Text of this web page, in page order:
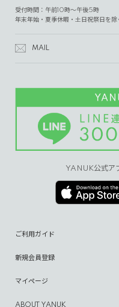
受付時間：午前10時～午後5時
年末年始・夏季休暇・土日祝祭日を除
MAIL
YANUK公式ア
ご利用ガイド
新規会員登録
マイページ
ABOUT YANUK